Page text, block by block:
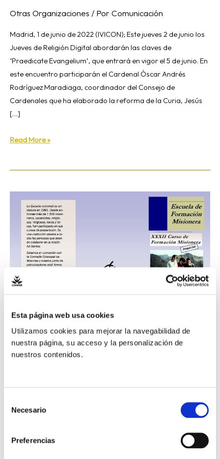
Esta página web usa cookies
Utilizamos cookies para mejorar la navegabilidad de
nuestra página, su acceso y la personalización de
nuestros contenidos.
Necesario
Preferencias
Otras Organizaciones / Por Comunicación
Madrid, 1 de junio de 2022 (IVICON); Este jueves 2 de junio los
Jueves de Religión Digital abordarán las claves de
‘Praedicate Evangelium’, que entrará en vigor el 5 de junio. En
este encuentro participarán el Cardenal Óscar Andrés
Rodríguez Maradiaga, coordinador del Consejo de
Cardenales que ha elaborado la reforma de la Curia, Jesús
[…]
Read More »
XXXII Curso de
Red Intraeclesial
inscripciones para realizar el XXXII Curso de Formación
Curso
Formación
Misionera